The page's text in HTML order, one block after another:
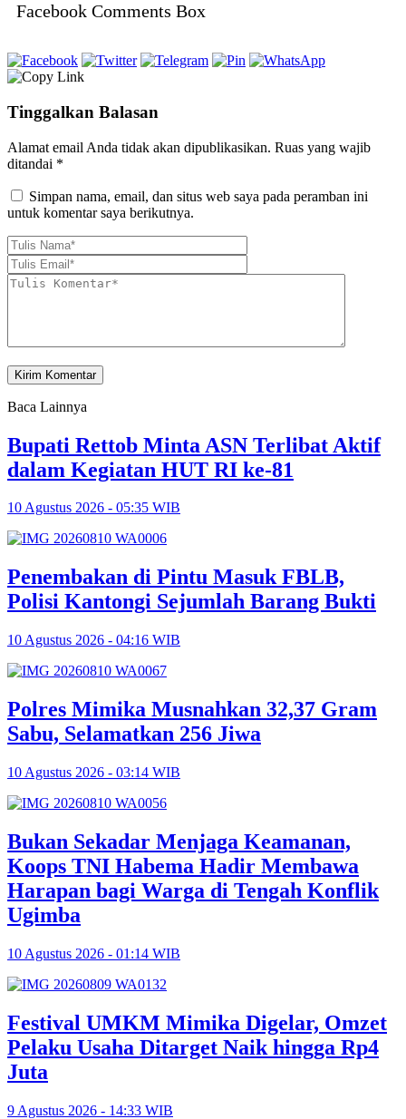
Facebook Comments Box
Tinggalkan Balasan
Alamat email Anda tidak akan dipublikasikan. Ruas yang wajib
ditandai *
Simpan nama, email, dan situs web saya pada peramban ini
untuk komentar saya berikutnya.
Baca Lainnya
Bupati Rettob Minta ASN Terlibat Aktif
dalam Kegiatan HUT RI ke-81
10 Agustus 2026 - 05:35 WIB
Penembakan di Pintu Masuk FBLB,
Polisi Kantongi Sejumlah Barang Bukti
10 Agustus 2026 - 04:16 WIB
Polres Mimika Musnahkan 32,37 Gram
Sabu, Selamatkan 256 Jiwa
10 Agustus 2026 - 03:14 WIB
Bukan Sekadar Menjaga Keamanan,
Koops TNI Habema Hadir Membawa
Harapan bagi Warga di Tengah Konflik
Ugimba
10 Agustus 2026 - 01:14 WIB
Festival UMKM Mimika Digelar, Omzet
Pelaku Usaha Ditarget Naik hingga Rp4
Juta
9 Agustus 2026 - 14:33 WIB